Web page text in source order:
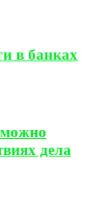
в банках
дела